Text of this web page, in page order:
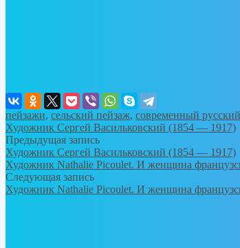
пейзажи, сельский пейзаж, современный
Художник Сергей Васильковский (1854 — 1917)
Предыдущая запись
Художник Сергей Васильковский (1854 — 1917)
Художник Nathalie Picoulet. И женщина
Следующая запись
Художник Nathalie Picoulet. И женщина